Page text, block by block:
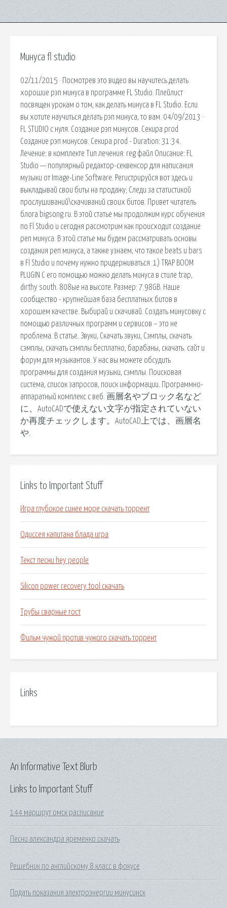
Минуса fl studio
02/11/2015 · Посмотрев это видео вы научитесь делать
хорошие рэп минуса в программе FL Studio. Плейлист
посвящен урокам о том, как делать минуса в FL Studio. Если
вы хотите научиться делать рэп минуса, то вам. 04/09/2013 ·
FL STUDIO с нуля. Создание рэп минусов. Секира prod
Создание рэп минусов. Секира prod - Duration: 31:34.
Лечение: в комплекте Тип лечения: reg файл Описание: FL
Studio — популярный редактор-секвенсор для написания
музыки от Image-Line Software. Регистрируйся вот здесь и
выкладывай свои биты на продажу; Следи за статистикой
прослушиваний\скачиваний своих битов. Привет читатель
блога bigsong.ru. В этой статье мы продолжим курс обучения
по Fl Studio и сегодня рассмотрим как происходит создание
реп минуса. В этой статье мы будем рассматривать основы
создания реп минуса, а также узнаем, что такое beats и bars
в Fl Studio и почему нужно придерживаться. 1) TRAP BOOM
PLUGIN С его помощью можно делать минуса в стиле trap,
dirthy south. 808ые на высоте. Размер: 7.98GB. Наше
сообщество - крупнейшая база бесплатных битов в
хорошем качестве. Выбирай и скачивай. Создать минусовку с
помощью различных программ и сервисов – это не
проблема. В статье. Звуки, Скачать звуки, Сэмплы, скачать
сэмплы, скачать сэмплы бесплатно, барабаны, скачать. cайт и
форум для музыкантов. У нас вы можете обсудить
программы для создания музыки, сэмплы. Поисковая
сиcтема, список запросов, поиск информации. Программно-
аппаратный комплекс с веб. 画層名やブロック名など
に、AutoCADで使えない文字が指定されていない
か再度チェックします。AutoCAD上では、画層名
や.
Links to Important Stuff
Игра глубокое синее море скачать торрент
Одиссея капитана блада игра
Текст песни hey people
Silicon power recovery tool скачать
Трубы сварные гост
Фильм чужой против чужого скачать торрент
Links
Links to Important Stuff
144 маршрут омск расписание
Песни александра яременко скачать
Решебник по английскому 8 класс в фокусе
Подать показания электроэнергии минусинск
An Informative Text Blurb